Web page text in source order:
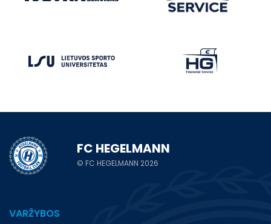
FC HEGELMANN
© FC HEGELMANN 2026
VARŽYBOS